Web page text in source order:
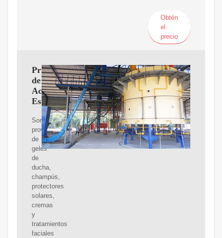
Obtén
el
precio
Proveedores
de
Aceites
Esenciales
Somos
proveedores
de
geles
de
ducha,
champús,
protectores
solares,
cremas
y
tratamientos
faciales